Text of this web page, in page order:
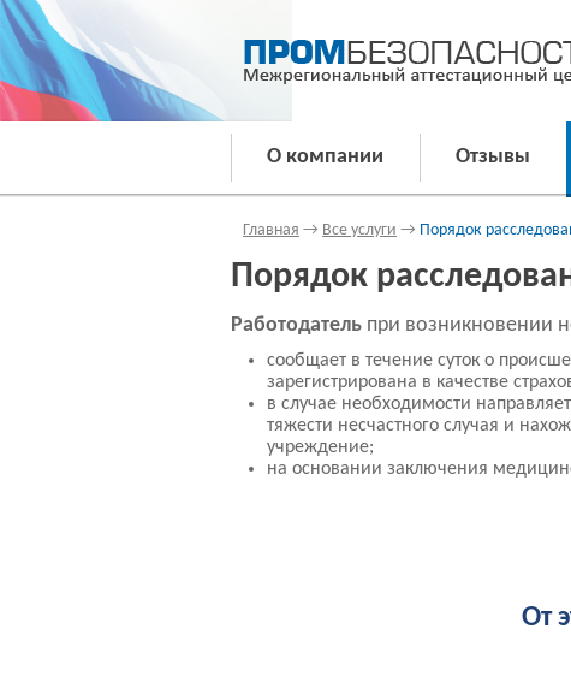
О компании Отзывы
Главная → Все услуги → Порядок
Порядок
Работодатель при возникновении
сообщает в течение суток о
зарегистрирована в качестве
в случае необходимости
тяжести несчастного случая и
учреждение;
на основании заключения
От